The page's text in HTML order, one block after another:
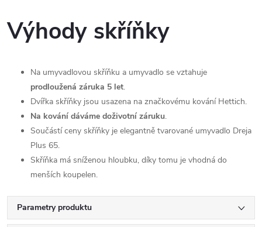
Výhody skříňky
Na umyvadlovou skříňku a umyvadlo se vztahuje
prodloužená záruka 5 let.
Dvířka skříňky jsou usazena na značkovému kování Hettich.
Na kování dáváme doživotní záruku.
Součástí ceny skříňky je elegantně tvarované umyvadlo Dreja
Plus 65.
Skříňka má sníženou hloubku, díky tomu je vhodná do
menších koupelen.
Parametry produktu